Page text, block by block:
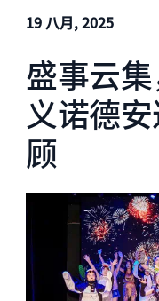
19 八月, 2025
盛事云
义诺德
顾